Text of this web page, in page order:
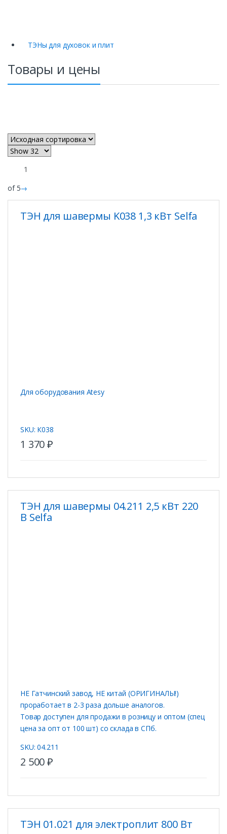
ТЭНы для духовок и плит
Товары и цены
of 5→
ТЭН для шавермы K038 1,3 кВт Selfa
Для оборудования Atesy
SKU: К038
1 370₽
ТЭН для шавермы 04.211 2,5 кВт 220
В Selfa
НЕ Гатчинский завод, НЕ китай (ОРИГИНАЛЫ!)
проработает в 2-3 раза дольше аналогов.
Товар доступен для продажи в розницу и оптом (спец
цена за опт от 100 шт) со склада в СПб.
SKU: 04.211
2 500₽
ТЭН 01.021 для электроплит 800 Вт